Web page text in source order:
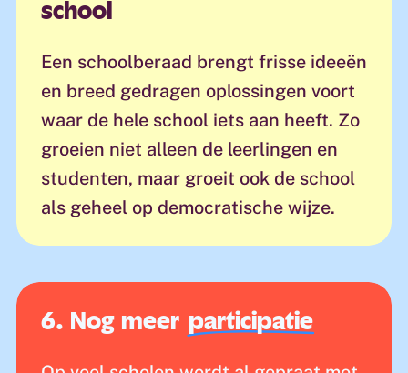
school
Een schoolberaad brengt frisse ideeën
en breed gedragen oplossingen voort
waar de hele school iets aan heeft. Zo
groeien niet alleen de leerlingen en
studenten, maar groeit ook de school
als geheel op democratische wijze.
6. Nog meer participatie